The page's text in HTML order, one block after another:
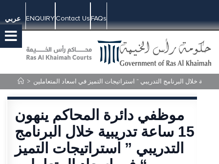
عربي ENQUIRYContact UsFAQs
>
موظفي دائرة المحاكم ينهون
15 ساعة تدريبية خلال البرنامج
التدريبي ” استراتيجات التميز